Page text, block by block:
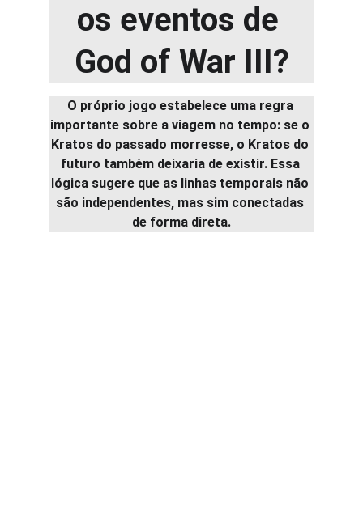
os eventos de
God of War III?
O próprio jogo estabelece uma regra
importante sobre a viagem no tempo: se o
Kratos do passado morresse, o Kratos do
futuro também deixaria de existir. Essa
lógica sugere que as linhas temporais não
são independentes, mas sim conectadas
de forma direta.